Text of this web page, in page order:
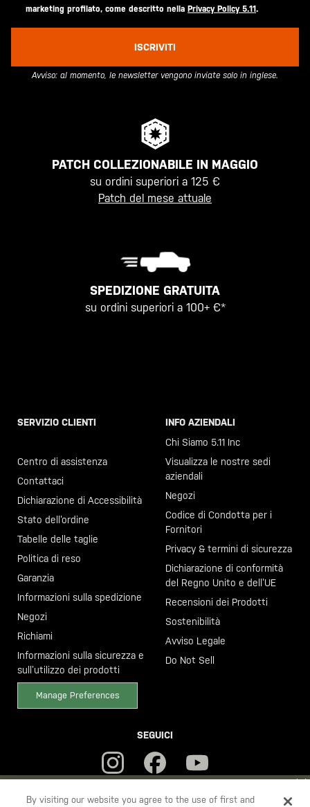
YOU ARE SHOPPING ON OURITALIASITE. WOULD YOU LIKE TO
marketing profilato, come descritto nella Privacy Policy 5.11.
ISCRIVITI
Avviso: al momento, le newsletter vengono inviate solo in inglese.
PATCH COLLEZIONABILE IN MAGGIO
su ordini superiori a 125 €
Patch del mese attuale
SPEDIZIONE GRATUITA
su ordini superiori a 100+ €*
SERVIZIO CLIENTI
Centro di assistenza
Contattaci
Dichiarazione di Accessibilità
Stato dell’ordine
Tabelle delle taglie
Politica di reso
Garanzia
Informazioni sulla spedizione
Negozi
Richiami
Informazioni sulla sicurezza e
sull’utilizzo dei prodotti
Manage Preferences
INFO AZIENDALI
Chi Siamo 5.11 Inc
Visualizza le nostre sedi
aziendali
Negozi
Codice di Condotta per i
Fornitori
Privacy & termini di sicurezza
Dichiarazione di conformità
del Regno Unito e dell’UE
Recensioni dei Prodotti
Sostenibilità
Avviso Legale
Do Not Sell
SEGUICI
By visiting our website you agree to the use of first and